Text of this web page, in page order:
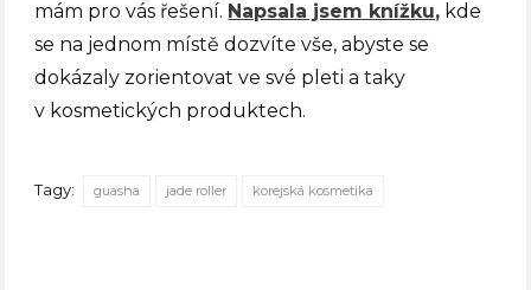
mám pro vás řešení. Napsala jsem knížku, kde
se na jednom místě dozvíte vše, abyste se
dokázaly zorientovat ve své pleti a taky
v kosmetických produktech.
Tagy: guasha jade roller korejská kosmetika